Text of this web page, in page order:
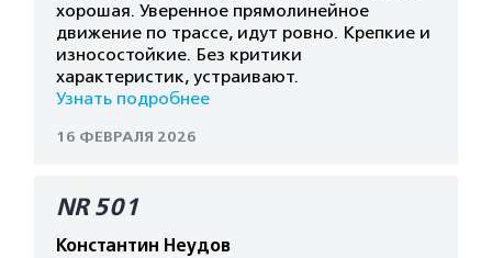
хорошая. Уверенное прямолинейное
движение по трассе, идут ровно. Крепкие и
износостойкие. Без критики
характеристик, устраивают.
Узнать подробнее
16 ФЕВРАЛЯ 2026
NR 501
Константин Неудов